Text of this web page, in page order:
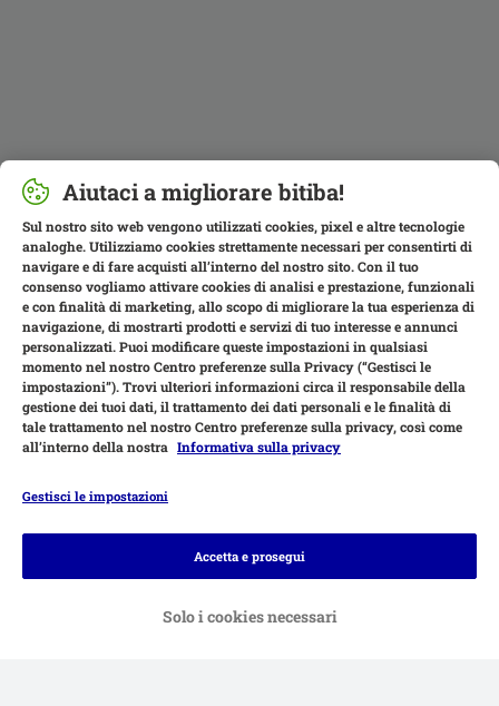
Modalità di pagamento
Bonifico. Contrassegno.
Aiutaci a migliorare bitiba!
Sul nostro sito web vengono utilizzati cookies, pixel e altre tecnologie
analoghe. Utilizziamo cookies strettamente necessari per consentirti di
navigare e di fare acquisti all’interno del nostro sito. Con il tuo
consenso vogliamo attivare cookies di analisi e prestazione, funzionali
e con finalità di marketing, allo scopo di migliorare la tua esperienza di
navigazione, di mostrarti prodotti e servizi di tuo interesse e annunci
personalizzati. Puoi modificare queste impostazioni in qualsiasi
momento nel nostro Centro preferenze sulla Privacy (“Gestisci le
impostazioni”). Trovi ulteriori informazioni circa il responsabile della
gestione dei tuoi dati, il trattamento dei dati personali e le finalità di
tale trattamento nel nostro Centro preferenze sulla privacy, così come
all’interno della nostra Informativa sulla privacy
Gestisci le impostazioni
Solo i cookies necessari
Accetta e prosegui